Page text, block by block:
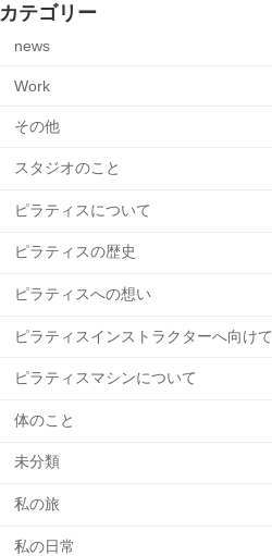
カテゴリー
news
Work
その他
スタジオのこと
ピラティスについて
ピラティスの歴史
ピラティスへの想い
ピラティスインストラクターへ向けて
ピラティスマシンについて
体のこと
未分類
私の旅
私の日常